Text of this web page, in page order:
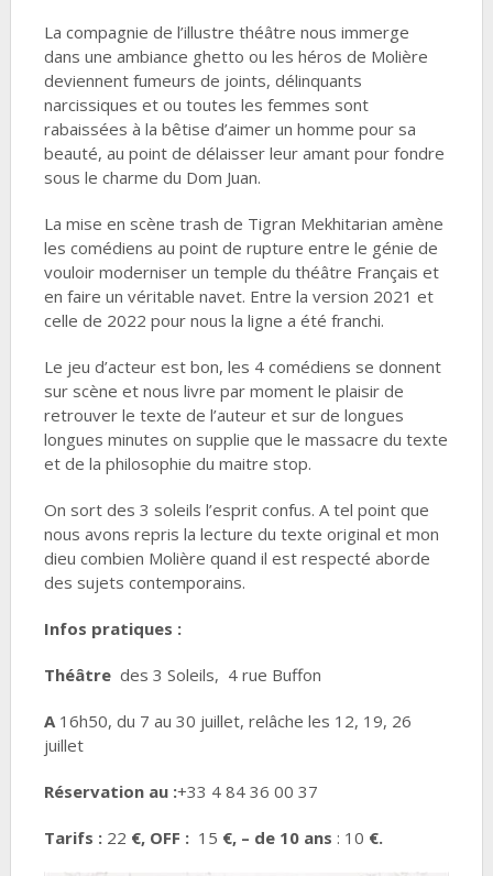
La compagnie de l’illustre théâtre nous immerge
dans une ambiance ghetto ou les héros de Molière
deviennent fumeurs de joints, délinquants
narcissiques et ou toutes les femmes sont
rabaissées à la bêtise d’aimer un homme pour sa
beauté, au point de délaisser leur amant pour fondre
sous le charme du Dom Juan.
La mise en scène trash de Tigran Mekhitarian amène
les comédiens au point de rupture entre le génie de
vouloir moderniser un temple du théâtre Français et
en faire un véritable navet. Entre la version 2021 et
celle de 2022 pour nous la ligne a été franchi.
Le jeu d’acteur est bon, les 4 comédiens se donnent
sur scène et nous livre par moment le plaisir de
retrouver le texte de l’auteur et sur de longues
longues minutes on supplie que le massacre du texte
et de la philosophie du maitre stop.
On sort des 3 soleils l’esprit confus. A tel point que
nous avons repris la lecture du texte original et mon
dieu combien Molière quand il est respecté aborde
des sujets contemporains.
Infos pratiques :
Théâtre des 3 Soleils, 4 rue Buffon
A 16h50, du 7 au 30 juillet, relâche les 12, 19, 26
juillet
Réservation au :+33 4 84 36 00 37
Tarifs :22 €, OFF : 15 €, – de 10 ans : 10 €.